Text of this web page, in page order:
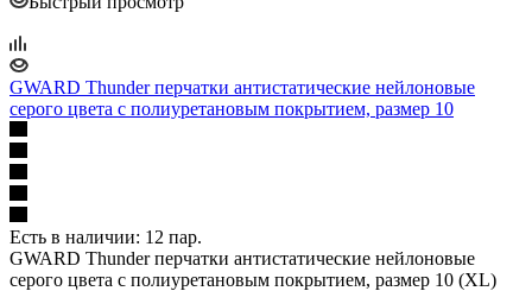
GWARD Thunder перчатки антистатические нейлоновые
серого цвета с полиуретановым покрытием, размер 10
Есть в наличии: 12 пар.
GWARD Thunder перчатки антистатические нейлоновые
серого цвета с полиуретановым покрытием, размер 10 (XL)